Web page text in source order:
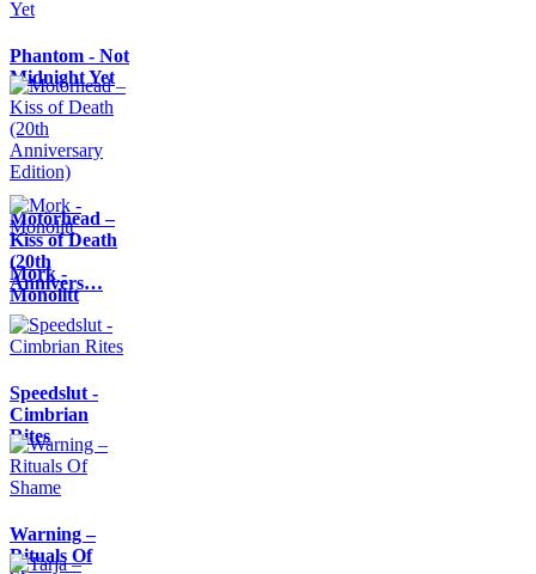
Phantom - Not
Midnight Yet
Motörhead –
Kiss of Death
(20th
Annivers…
Mork -
Monolitt
Speedslut -
Cimbrian
Rites
Warning –
Rituals Of